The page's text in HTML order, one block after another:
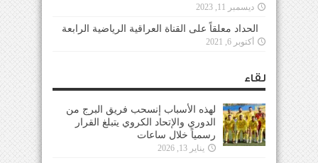
ديسمبر 11, 2023
الحداد معلقاً على القناة العراقية الرياضية الرابعة
أكتوبر 6, 2021
لقاء
لهذه الأسباب إنسحب فريق البرج من
الدوري والإتحاد الكروي يتبلغ القرار
رسمياً خلال ساعات
يناير 13, 2026